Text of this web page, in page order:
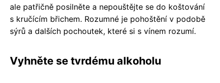
ale patřičně posilněte a nepouštějte se do koštování
s kručícím břichem. Rozumné je pohoštění v podobě
sýrů a dalších pochoutek, které si s vínem rozumí.
Vyhněte se tvrdému alkoholu